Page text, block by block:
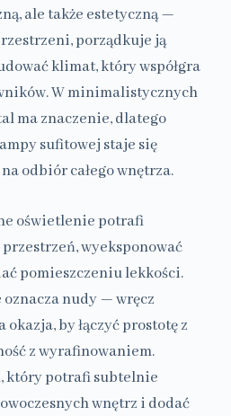
ale także estetyczną —
porządkuje ją
klimat, który współgra
W minimalistycznych
ma znaczenie, dlatego
sufitowej staje się
odbiór całego wnętrza.
oświetlenie potrafi
wyeksponować
pomieszczeniu lekkości.
nudy — wręcz
by łączyć prostotę z
z wyrafinowaniem.
który potrafi subtelnie
wnętrz i dodać